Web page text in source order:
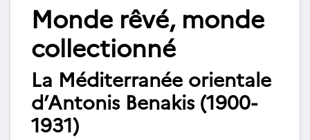
Monde rêvé, monde
collectionné
La Méditerranée orientale
d’Antonis Benakis (1900-
1931)